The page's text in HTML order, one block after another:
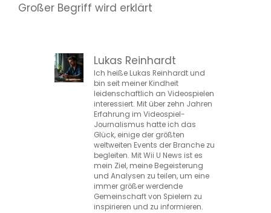
Großer Begriff wird erklärt
Lukas Reinhardt
Ich heiße Lukas Reinhardt und
bin seit meiner Kindheit
leidenschaftlich an Videospielen
interessiert. Mit über zehn Jahren
Erfahrung im Videospiel-
Journalismus hatte ich das
Glück, einige der größten
weltweiten Events der Branche zu
begleiten. Mit Wii U News ist es
mein Ziel, meine Begeisterung
und Analysen zu teilen, um eine
immer größer werdende
Gemeinschaft von Spielern zu
inspirieren und zu informieren.